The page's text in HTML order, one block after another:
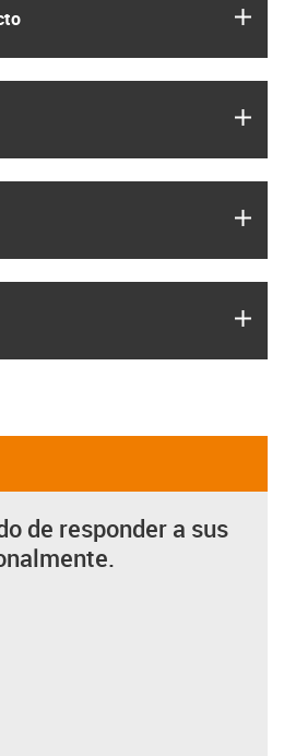
de responder a sus